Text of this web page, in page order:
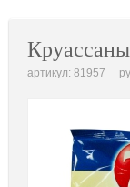
артикул: 81957